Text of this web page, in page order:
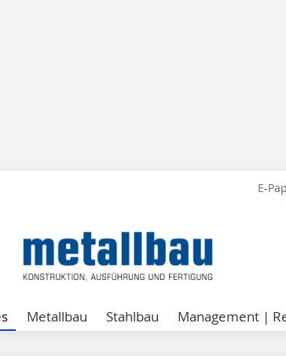
E-
Metallbau Stahlbau Management |